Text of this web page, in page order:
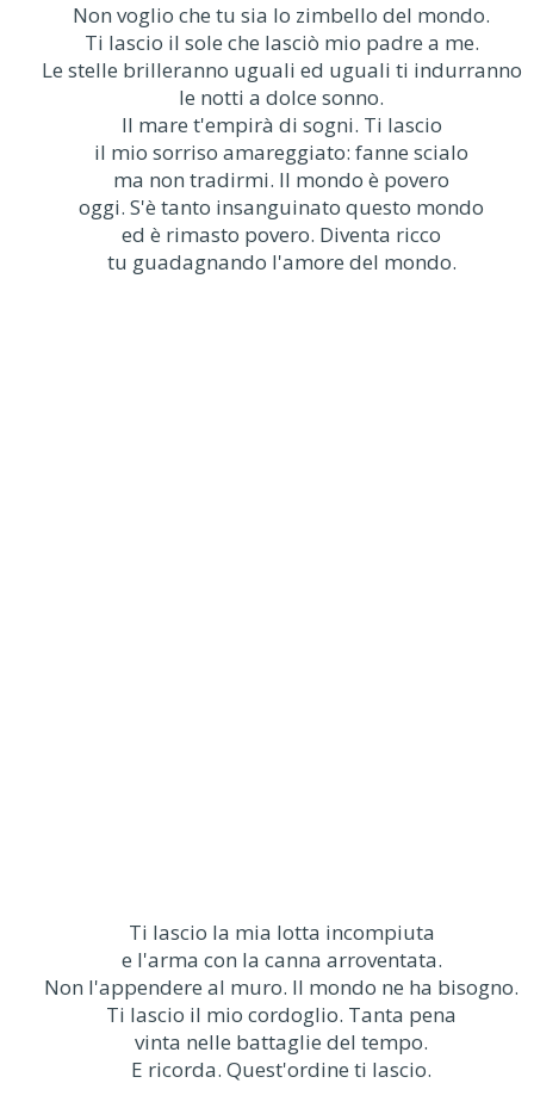
Non voglio che tu sia lo zimbello del mondo.
Ti lascio il sole che lasciò mio padre a me.
Le stelle brilleranno uguali ed uguali ti indurranno
le notti a dolce sonno.
Il mare t'empirà di sogni. Ti lascio
il mio sorriso amareggiato: fanne scialo
ma non tradirmi. Il mondo è povero
oggi. S'è tanto insanguinato questo mondo
ed è rimasto povero. Diventa ricco
tu guadagnando l'amore del mondo.
Ti lascio la mia lotta incompiuta
e l'arma con la canna arroventata.
Non l'appendere al muro. Il mondo ne ha bisogno.
Ti lascio il mio cordoglio. Tanta pena
vinta nelle battaglie del tempo.
E ricorda. Quest'ordine ti lascio.